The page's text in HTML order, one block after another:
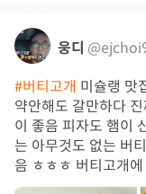
웅디
#버티고개 미슐랭 맛
약안해도 갈만하다
이 좋음 피자도 햄이
는 아무것도 없는 버
음 ㅎㅎㅎ 버티고개